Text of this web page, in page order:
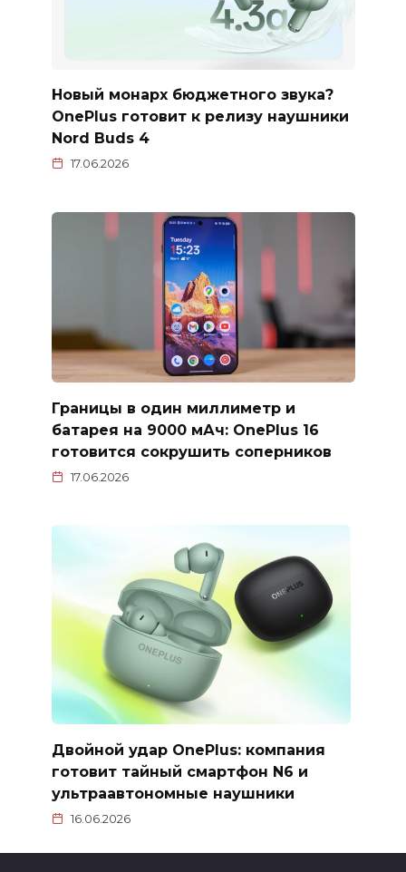
Новый монарх бюджетного звука?
OnePlus готовит к релизу наушники
Nord Buds 4
17.06.2026
Границы в один миллиметр и
батарея на 9000 мАч: OnePlus 16
готовится сокрушить соперников
17.06.2026
Двойной удар OnePlus: компания
готовит тайный смартфон N6 и
ультраавтономные наушники
16.06.2026